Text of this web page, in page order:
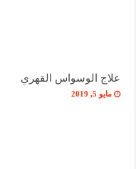
علاج الوسواس القهري
مايو 5, 2019